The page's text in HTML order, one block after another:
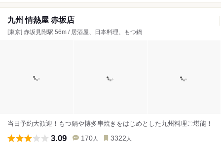
九州 情熱屋 赤坂店
[東京] 赤坂見附駅 56m / 居酒屋、日本料理、もつ鍋
当日予約大歓迎！もつ鍋や博多串焼きをはじめとした九州料理ご堪能！
3.09 170 人 3322 人